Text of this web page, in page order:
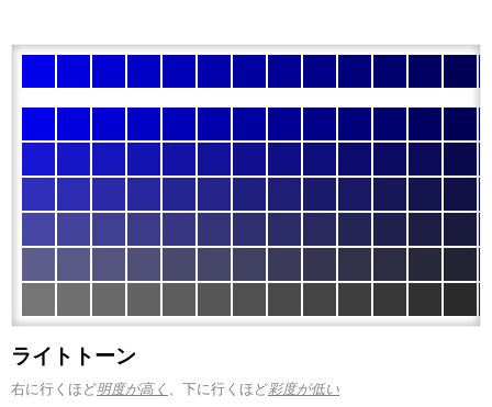
ライトトーン
右に行くほど明度が高く 、下に行くほど彩度が低い